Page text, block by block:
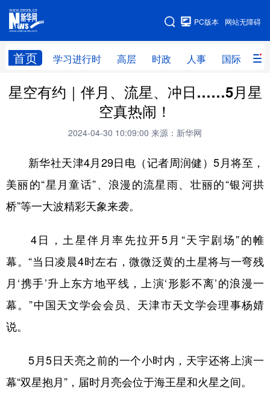
网站无障碍
PC版本
首页 学习进行时 高层 时政 人事 国际 财
网站地图
学习进行时 高层 时政 人事
财经 网评
全球连线
科技 科创 量子 体育
文化 书画 健康 军事
法律 中央文件 金融 汽车
食品 人居 信息化 数字经济
学术中国 乡村振兴 银龄 溯源中国
公益 一带一路 亚太网 上市公司
星空有约｜伴月、流星、冲日……5月星
空真热闹！
2024-04-30 10:09:00 来源：新华网
新华社天津4月29日电（记者周润健）5月将至，
美丽的“星月童话”、浪漫的流星雨、壮丽的“银河拱
桥”等一大波精彩天象来袭。
4日，土星伴月率先拉开5月“天宇剧场”的帷
幕。“当日凌晨4时左右，微微泛黄的土星将与一弯残
月‘携手’升上东方地平线，上演‘形影不离’的浪漫一
幕。”中国天文学会会员、天津市天文学会理事杨婧
说。
5月5日天亮之前的一个小时内，天宇还将上演一
幕“双星抱月”，届时月亮会位于海王星和火星之间。